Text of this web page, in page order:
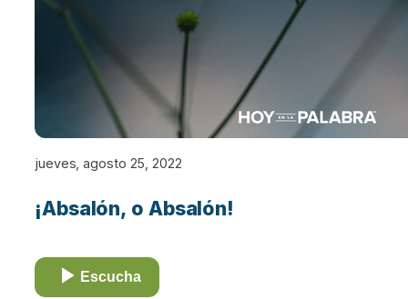
jueves, agosto 25, 2022
¡Absalón, o Absalón!
Escucha